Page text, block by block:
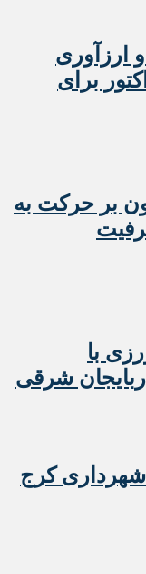
و ارزآوری
تراکتور برای
بر حرکت به
کشاورزی با
شرقی
کرج